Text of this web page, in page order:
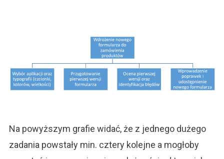
Na powyższym grafie widać, że z jednego dużego
zadania powstały min. cztery kolejne a mogłoby